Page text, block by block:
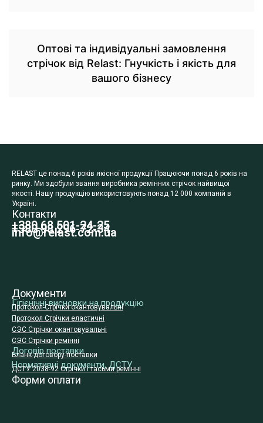
Оптові та індивідуальні замовлення
стрічок від Relast: Гнучкість і якість для
вашого бізнесу
RELAST це понад 6 років якісної продукції Працюючи понад 6 років на
ринку. Ми здобули звання виробника ремінних стрічок найвищої
якості. Нашу продукцію використовують понад 12 000 компаній в
Україні.
Контакти
+380 68 501-24-25
+380 98 296-72-34
info@relast.com.ua
Документи
Гігієнічні висновки на продукцію
Протокол-Стрічки окантовувальні
Протокол Стрічки еластичні
СЭС Стрічки окантовувальні
СЭС Стрічки ремінні
Договір поставки
Бланк-договору-поставки
Нормативні документи, ДСТУ
ДСТУ 2038-92 Стрічки і тасьми ремінні
Форми оплати